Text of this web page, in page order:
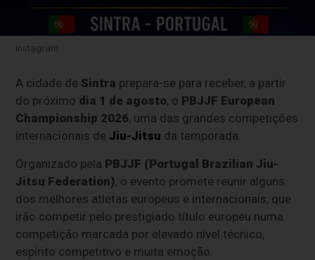
Instagram
A cidade de Sintra prepara-se para receber, a partir
do próximo dia 1 de agosto, o PBJJF European
Championship 2026, uma das grandes competições
internacionais de Jiu-Jitsu da temporada.
Organizado pela PBJJF (Portugal Brazilian Jiu-
Jitsu Federation), o evento promete reunir alguns
dos melhores atletas europeus e internacionais, que
irão competir pelo prestigiado título europeu numa
competição marcada por elevado nível técnico,
espírito competitivo e muita emoção.